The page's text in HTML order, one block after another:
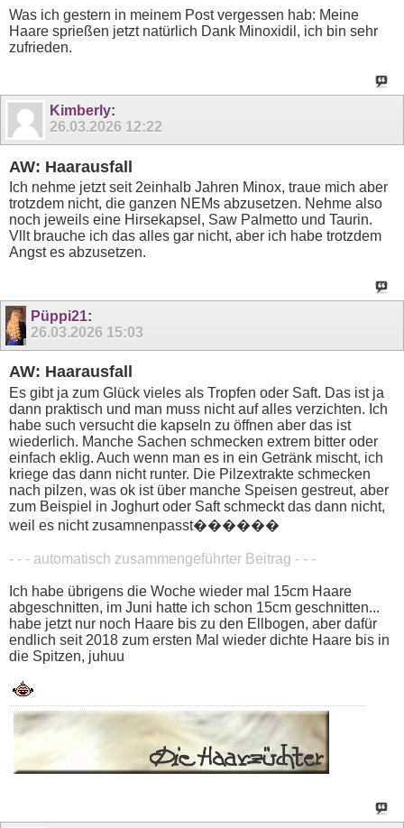
Was ich gestern in meinem Post vergessen hab: Meine
Haare sprießen jetzt natürlich Dank Minoxidil, ich bin sehr
zufrieden.
Kimberly:
26.03.2026 12:22
AW: Haarausfall
Ich nehme jetzt seit 2einhalb Jahren Minox, traue mich aber
trotzdem nicht, die ganzen NEMs abzusetzen. Nehme also
noch jeweils eine Hirsekapsel, Saw Palmetto und Taurin.
Vllt brauche ich das alles gar nicht, aber ich habe trotzdem
Angst es abzusetzen.
Püppi21:
26.03.2026 15:03
AW: Haarausfall
Es gibt ja zum Glück vieles als Tropfen oder Saft. Das ist ja
dann praktisch und man muss nicht auf alles verzichten. Ich
habe such versucht die kapseln zu öffnen aber das ist
wiederlich. Manche Sachen schmecken extrem bitter oder
einfach eklig. Auch wenn man es in ein Getränk mischt, ich
kriege das dann nicht runter. Die Pilzextrakte schmecken
nach pilzen, was ok ist über manche Speisen gestreut, aber
zum Beispiel in Joghurt oder Saft schmeckt das dann nicht,
weil es nicht zusamnenpasst������
- - - automatisch zusammengeführter Beitrag - - -
Ich habe übrigens die Woche wieder mal 15cm Haare
abgeschnitten, im Juni hatte ich schon 15cm geschnitten...
habe jetzt nur noch Haare bis zu den Ellbogen, aber dafür
endlich seit 2018 zum ersten Mal wieder dichte Haare bis in
die Spitzen, juhuu